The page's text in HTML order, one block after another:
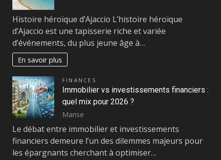
Histoire héroïque d’Ajaccio L’histoire héroïque
d’Ajaccio est une tapisserie riche et variée
d’événements, du plus jeune âge à…
En savoir plus
FINANCES
Immobilier vs investissements financiers :
quel mix pour 2026 ?
Marise
Le débat entre immobilier et investissements
financiers demeure l’un des dilemmes majeurs pour
les épargnants cherchant à optimiser…